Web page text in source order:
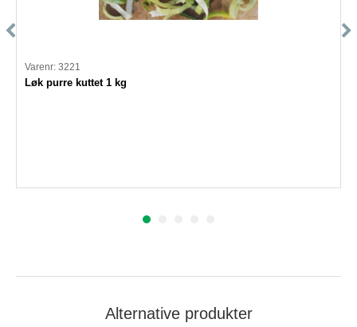
Varenr: 3221
Løk purre kuttet 1 kg
Alternative produkter